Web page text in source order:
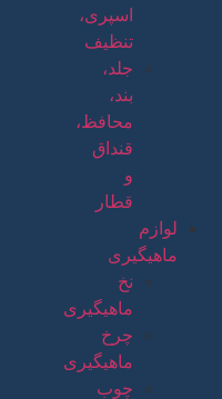
اسپری،
تنظیف
جلد،
بند،
محافظ،
قنداق
و
قطار
لوازم
ماهیگیری
نخ
ماهیگیری
چرخ
ماهیگیری
چوب